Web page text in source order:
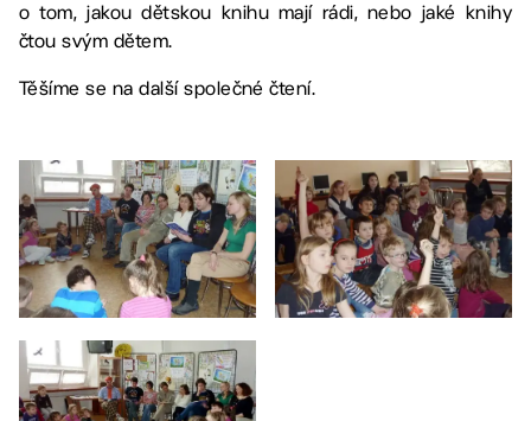
o tom, jakou dětskou knihu mají rádi, nebo jaké knihy
čtou svým dětem.
Těšíme se na další společné čtení.